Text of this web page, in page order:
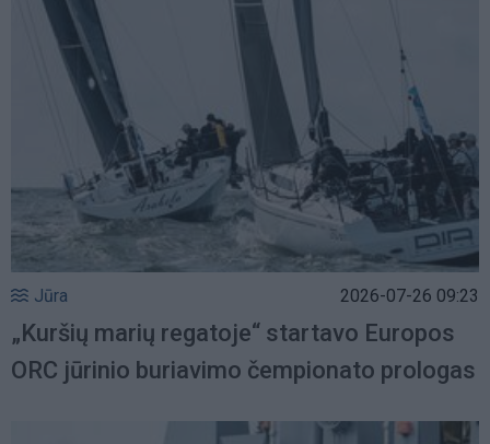
Jūra 2026-07-26 09:23
„Kuršių marių regatoje“ startavo Europos
ORC jūrinio buriavimo čempionato prologas